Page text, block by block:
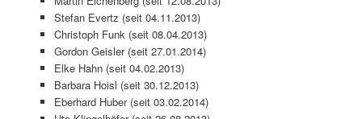
Stefan Evertz (seit 04.11.2013)
Christoph Funk (seit 08.04.2013)
Gordon Geisler (seit 27.01.2014)
Elke Hahn (seit 04.02.2013)
Barbara Hoisl (seit 30.12.2013)
Eberhard Huber (seit 03.02.2014)